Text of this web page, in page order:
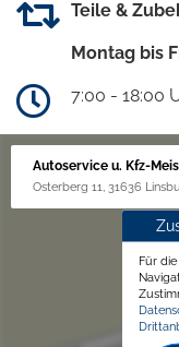
Teile &
Montag bis
7:00 - 18:00
Autoservice u. Kfz-
Osterberg 11, 31636
Für